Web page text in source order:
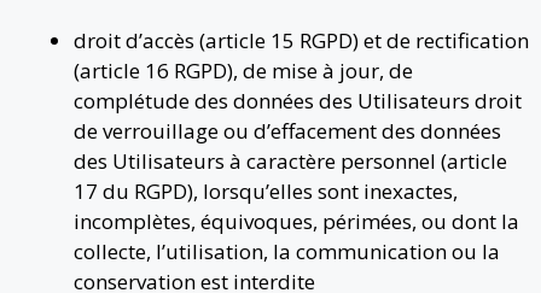
droit d’accès (article 15 RGPD) et de rectification
(article 16 RGPD), de mise à jour, de
complétude des données des Utilisateurs droit
de verrouillage ou d’effacement des données
des Utilisateurs à caractère personnel (article
17 du RGPD), lorsqu’elles sont inexactes,
incomplètes, équivoques, périmées, ou dont la
collecte, l’utilisation, la communication ou la
conservation est interdite